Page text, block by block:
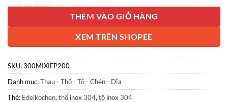
THÊM VÀO GIỎ HÀNG
XEM TRÊN SHOPEE
SKU:300MIXIFP200
Danh mục:Thau - Thố - Tô - Chén - Dĩa
Thẻ: Edelkochen, thố inox 304, tô inox 304